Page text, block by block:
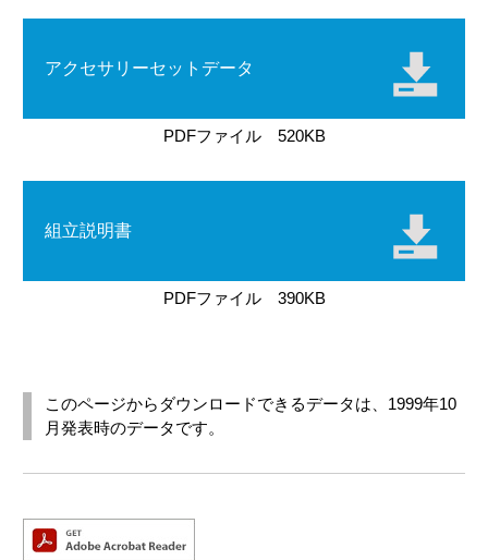
アクセサリーセットデータ
PDFファイル 520KB
組立説明書
PDFファイル 390KB
このページからダウンロードできるデータは、1999年10
月発表時のデータです。